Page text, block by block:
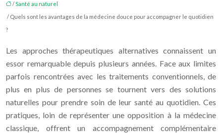
/Santé au naturel
/ Quels sont les avantages de la médecine douce pour accompagner le quotidien
?
Les approches thérapeutiques alternatives connaissent un
essor remarquable depuis plusieurs années. Face aux limites
parfois rencontrées avec les traitements conventionnels, de
plus en plus de personnes se tournent vers des solutions
naturelles pour prendre soin de leur santé au quotidien. Ces
pratiques, loin de représenter une opposition à la médecine
classique, offrent un accompagnement complémentaire